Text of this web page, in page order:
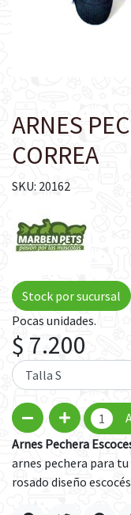
ARNES
CORREA
SKU: 20162
Stock por sucursal
Pocas unidades.
$ 7.200
Arnes Pechera
arnes pechera para
rosado diseño